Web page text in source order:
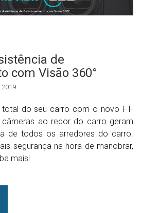
de
com Visão 360°
2019
total do seu carro com o novo FT-
câmeras ao redor do carro geram
de todos os arredores do carro.
segurança na hora de manobrar,
mais!